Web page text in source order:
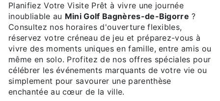
Planifiez Votre Visite Prêt à vivre une journée
inoubliable au Mini Golf Bagnères-de-Bigorre ?
Consultez nos horaires d'ouverture flexibles,
réservez votre créneau de jeu et préparez-vous à
vivre des moments uniques en famille, entre amis ou
même en solo. Profitez de nos offres spéciales pour
célébrer les événements marquants de votre vie ou
simplement pour savourer une parenthèse
enchantée au cœur de la ville.